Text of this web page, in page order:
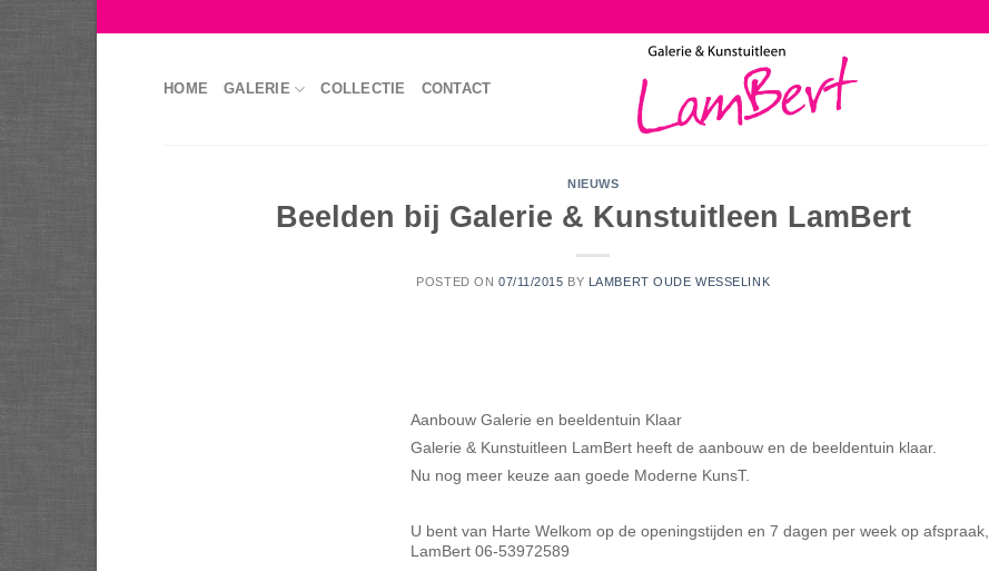
HOME GALERIE COLLECTIE CONTACT
NIEUWS
Beelden bij Galerie & Kunstuitleen LamBert
POSTED ON 07/11/2015 BY LAMBERT OUDE WESSELINK
Aanbouw Galerie en beeldentuin Klaar
Galerie & Kunstuitleen LamBert heeft de aanbouw en de beeldentuin klaar.
Nu nog meer keuze aan goede Moderne KunsT.
U bent van Harte Welkom op de openingstijden en 7 dagen per week op afspraak,
LamBert 06-53972589